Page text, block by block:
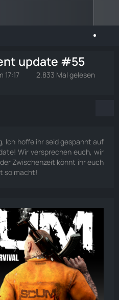
update #55
17:17
2.833 Mal gelesen
Ich hoffe ihr seid gespannt auf
Wir versprechen euch, wir
Zwischenzeit könnt ihr euch
so macht!